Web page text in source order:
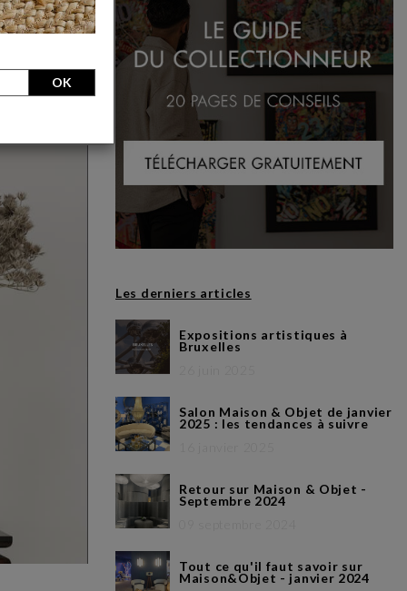
complètent
des
Les derniers articles
Expositions artistiques à
Bruxelles
Salon Maison & Objet de janvier
2025 : les tendances à suivre
Retour sur Maison & Objet -
Septembre 2024
Tout ce qu'il faut savoir sur
Maison&Objet - janvier 2024
OK